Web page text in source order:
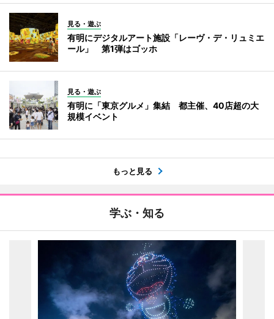
見る・遊ぶ
有明にデジタルアート施設「レーヴ・デ・リュミエ
ール」 第1弾はゴッホ
見る・遊ぶ
有明に「東京グルメ」集結 都主催、40店超の大
規模イベント
もっと見る
学ぶ・知る